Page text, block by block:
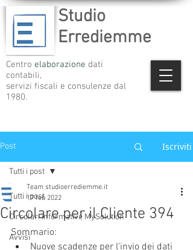
Studio
Errediemme
Centro elaborazione dati
contabili,
servizi fiscali e consulenze dal
1980.
Post Iscriviti
Tutti i post
Circolari informative MySolution
Avvisi
Tutti i post
Circolare per il Cliente 394
Team studioerrediemme.it
17 feb 2022
Sommario:
Nuove scadenze per l’invio dei dati